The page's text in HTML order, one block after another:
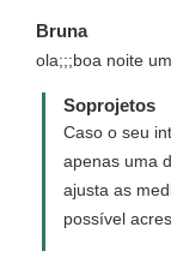
Bruna
ola;;;boa noite
Soprojetos
Caso o seu
apenas uma
ajusta as
possível